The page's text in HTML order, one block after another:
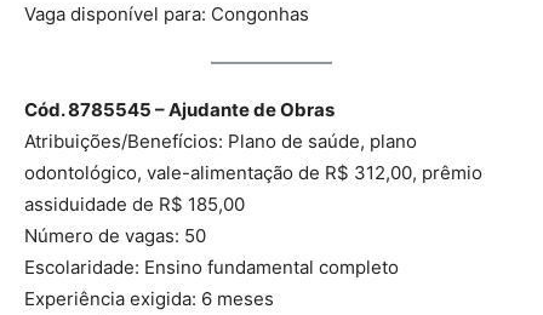
Vaga disponível para: Congonhas
Cód. 8785545 – Ajudante de Obras
Atribuições/Benefícios: Plano de saúde, plano
odontológico, vale-alimentação de R$ 312,00, prêmio
assiduidade de R$ 185,00
Número de vagas: 50
Escolaridade: Ensino fundamental completo
Experiência exigida: 6 meses